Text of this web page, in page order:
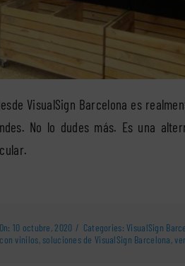
VisualSign Barcelona es
No lo dudes más. Es una
10 octubre, 2020 / Categories:VisualSign
vinilos,soluciones de VisualSign Barcelona,